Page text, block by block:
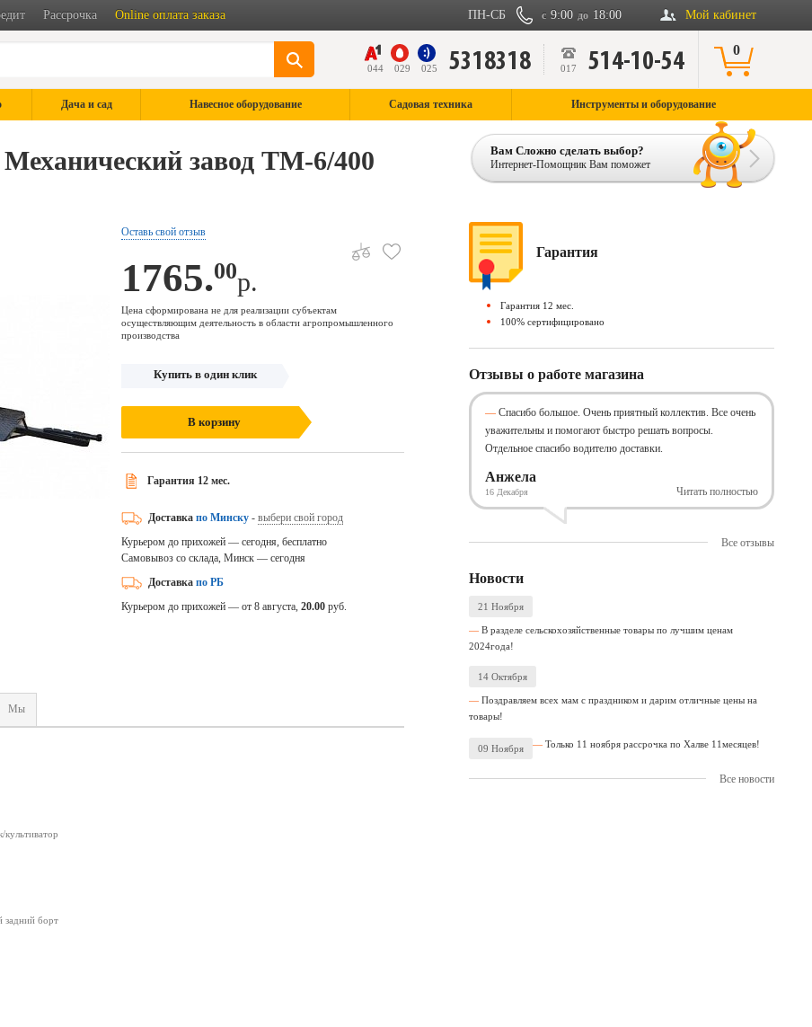
Рассрочка Online оплата заказа Мой кабинет
с 9:00 до 18:00
ПН-СБ
044 029 025 5318318 017 514-10-54 0
Дача и сад Навесное оборудование Садовая техника Инструменты и оборудование
завод ТМ-6/400
Вам Сложно сделать выбор?
Интернет-Помощник Вам поможет
Оставь свой отзыв
1765.00р.
Цена сформирована не для реализации субъектам
осуществляющим деятельность в области агропромышленного
производства
Купить в один клик
В корзину
Гарантия 12 мес.
Доставка по Минску- выбери свой город
Курьером до прихожей — сегодня, бесплатно
Самовывоз со склада, Минск — сегодня
Доставка по РБ
Курьером до прихожей — от 8 августа, 20.00 руб.
Мы
культиватор
задний борт
Гарантия
Гарантия 12 мес.
100% сертифицировано
Отзывы о работе магазина
Спасибо большое. Очень приятный коллектив. Все очень
уважительны и помогают быстро решать вопросы.
Отдельное спасибо водителю доставки.
Анжела
16 Декабря Читать полностью
Все отзывы
Новости
21 Ноября
В разделе сельскохозяйственные товары по лучшим ценам
2024года!
14 Октября
Поздравляем всех мам с праздником и дарим отличные цены на
товары!
09 Ноября Только 11 ноября рассрочка по Халве 11месяцев!
Все новости